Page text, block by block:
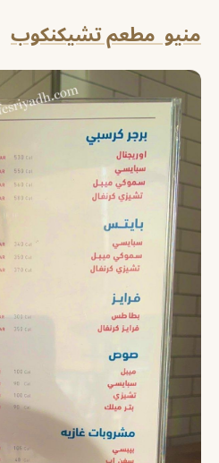
منيو مطعم تشيكنكوب